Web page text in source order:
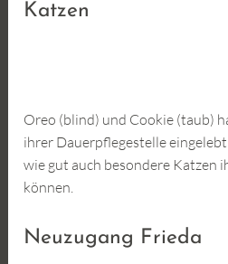
Katzen
Oreo (blind) und Cookie (taub)
ihrer Dauerpflegestelle eingelebt
wie gut auch besondere Katzen
können.
Neuzugang Frieda